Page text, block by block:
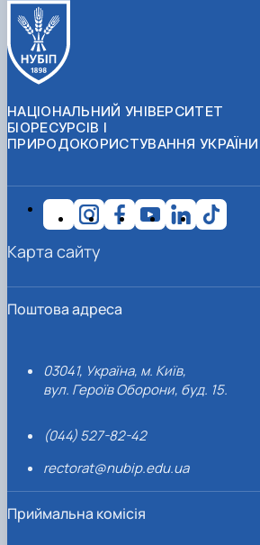
НАЦІОНАЛЬНИЙ УНІВЕРСИТЕТ
БІОРЕСУРСІВ І
ПРИРОДОКОРИСТУВАННЯ УКРАЇНИ
Поштова адреса
03041, Україна, м. Київ,
вул. Героїв Оборони, буд. 15.
(044) 527-82-42
rectorat@nubip.edu.ua
Приймальна комісія
Карта сайту